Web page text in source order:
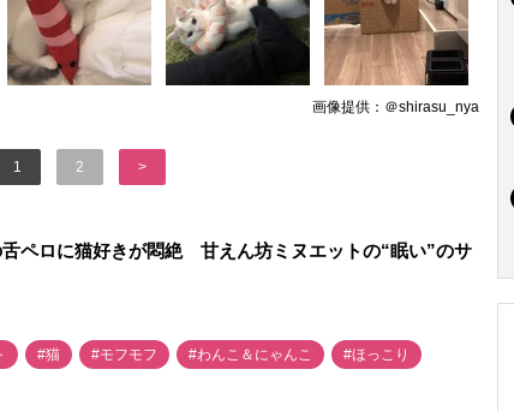
画像提供：＠shirasu_nya
1 2 >
ペロに猫好きが悶絶 甘えん坊ミヌエットの“眠い”のサ
#猫 #モフモフ #わんこ＆にゃんこ #ほっこり